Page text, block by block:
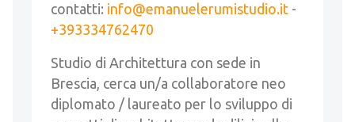
contatti: info@emanuelerumistudio.it -
+393334762470
Studio di Architettura con sede in
Brescia, cerca un/a collaboratore neo
diplomato / laureato per lo sviluppo di